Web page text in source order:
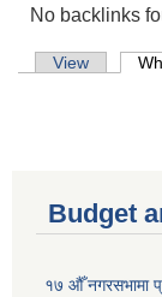
No backlinks
Primary
View
Budget
१७ औँ नगरसभामा